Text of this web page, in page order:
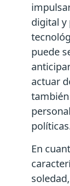
digital y
puede
actuar
En